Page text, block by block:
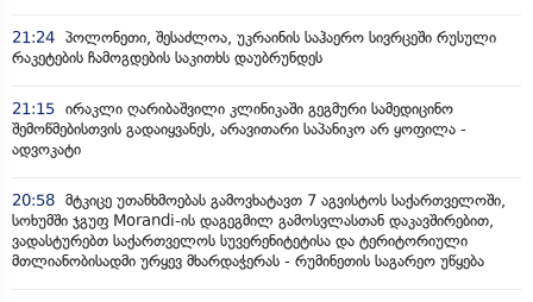
21:24 პოლონეთი, შესაძლოა, უკრაინის საჰაერო სივრცეში რუსული
რაკეტების ჩამოგდების საკითხს დაუბრუნდეს
21:15 ირაკლი ღარიბაშვილი კლინიკაში გეგმური სამედიცინო
შემოწმებისთვის გადაიყვანეს, არავითარი საპანიკო არ ყოფილა -
ადვოკატი
20:58 მტკიცე უთანხმოებას გამოვხატავთ 7 აგვისტოს საქართველოში,
სოხუმში ჯგუფ Morandi-ის დაგეგმილ გამოსვლასთან დაკავშირებით,
ვადასტურებთ საქართველოს სუვერენიტეტისა და ტერიტორიული
მთლიანობისადმი ურყევ მხარდაჭერას - რუმინეთის საგარეო უწყება